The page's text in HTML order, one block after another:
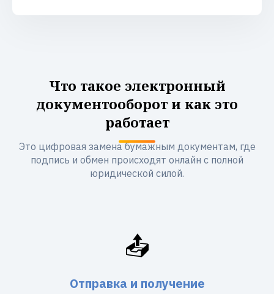
Что такое электронный
документооборот и как это
работает
Это цифровая замена бумажным документам, где
подпись и обмен происходят онлайн с полной
юридической силой.
📤
Отправка и получение